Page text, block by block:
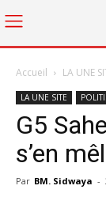
Accueil LA UNE
LA UNE SITE
G5
s’en
Par BM. Sidwaya -